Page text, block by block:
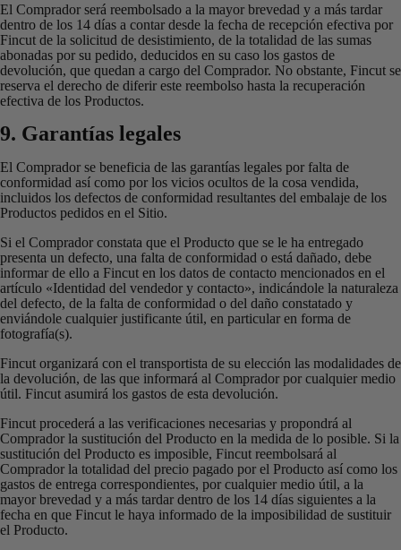
El Comprador será reembolsado a la mayor brevedad y a más tardar
dentro de los 14 días a contar desde la fecha de recepción efectiva por
Fincut de la solicitud de desistimiento, de la totalidad de las sumas
abonadas por su pedido, deducidos en su caso los gastos de
devolución, que quedan a cargo del Comprador. No obstante, Fincut se
reserva el derecho de diferir este reembolso hasta la recuperación
efectiva de los Productos.
9. Garantías legales
El Comprador se beneficia de las garantías legales por falta de
conformidad así como por los vicios ocultos de la cosa vendida,
incluidos los defectos de conformidad resultantes del embalaje de los
Productos pedidos en el Sitio.
Si el Comprador constata que el Producto que se le ha entregado
presenta un defecto, una falta de conformidad o está dañado, debe
informar de ello a Fincut en los datos de contacto mencionados en el
artículo «Identidad del vendedor y contacto», indicándole la naturaleza
del defecto, de la falta de conformidad o del daño constatado y
enviándole cualquier justificante útil, en particular en forma de
fotografía(s).
Fincut organizará con el transportista de su elección las modalidades de
la devolución, de las que informará al Comprador por cualquier medio
útil. Fincut asumirá los gastos de esta devolución.
Fincut procederá a las verificaciones necesarias y propondrá al
Comprador la sustitución del Producto en la medida de lo posible. Si la
sustitución del Producto es imposible, Fincut reembolsará al
Comprador la totalidad del precio pagado por el Producto así como los
gastos de entrega correspondientes, por cualquier medio útil, a la
mayor brevedad y a más tardar dentro de los 14 días siguientes a la
fecha en que Fincut le haya informado de la imposibilidad de sustituir
el Producto.